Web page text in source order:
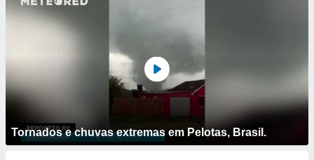
Tornados e chuvas extremas em Pelotas, Brasil.